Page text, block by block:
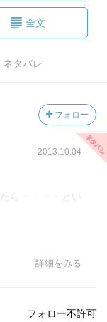
全文
ネタバレ
フォロー
2013.10.04
ら・・・・とい
詳細をみる
フォロー不許可